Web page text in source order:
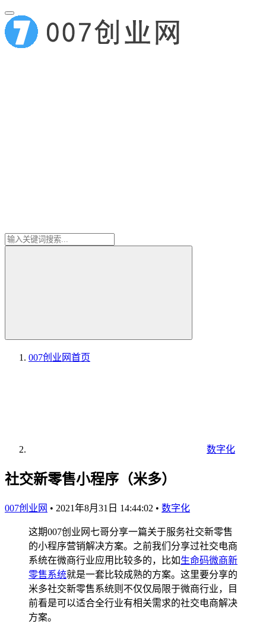
007创业网首页
数字化
社交新零售小程序（米多）
007创业网 • 2021年8月31日 14:44:02 • 数字化
这期007创业网七哥分享一篇关于服务社交新零售
的小程序营销解决方案。之前我们分享过社交电商
系统在微商行业应用比较多的，比如生命码微商新
零售系统就是一套比较成熟的方案。这里要分享的
米多社交新零售系统则不仅仅局限于微商行业，目
前看是可以适合全行业有相关需求的社交电商解决
方案。